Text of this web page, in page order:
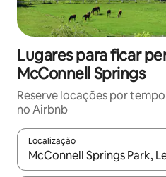
Lugares para ficar
McConnell Springs
Reserve locações por
no Airbnb
Localização
Quando os resultados